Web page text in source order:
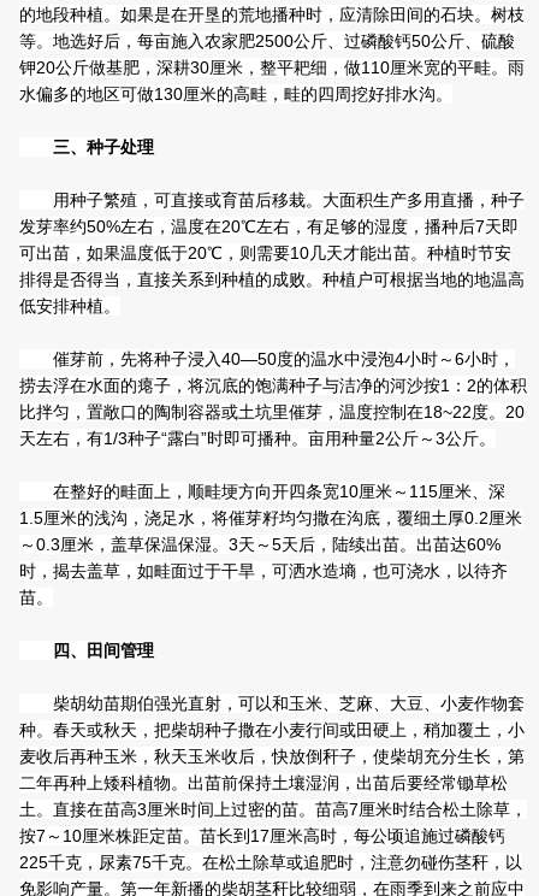
的地段种植。如果是在开垦的荒地播种时，应清除田间的石块。树枝
等。地选好后，每亩施入农家肥2500公斤、过磷酸钙50公斤、硫酸
钾20公斤做基肥，深耕30厘米，整平耙细，做110厘米宽的平畦。雨
水偏多的地区可做130厘米的高畦，畦的四周挖好排水沟。
三、种子处理
用种子繁殖，可直接或育苗后移栽。大面积生产多用直播，种子
发芽率约50%左右，温度在20℃左右，有足够的湿度，播种后7天即
可出苗，如果温度低于20℃，则需要10几天才能出苗。种植时节安
排得是否得当，直接关系到种植的成败。种植户可根据当地的地温高
低安排种植。
催芽前，先将种子浸入40—50度的温水中浸泡4小时～6小时，
捞去浮在水面的瘪子，将沉底的饱满种子与洁净的河沙按1：2的体积
比拌匀，置敞口的陶制容器或土坑里催芽，温度控制在18~22度。20
天左右，有1/3种子“露白”时即可播种。亩用种量2公斤～3公斤。
在整好的畦面上，顺畦埂方向开四条宽10厘米～115厘米、深
1.5厘米的浅沟，浇足水，将催芽籽均匀撒在沟底，覆细土厚0.2厘米
～0.3厘米，盖草保温保湿。3天～5天后，陆续出苗。出苗达60%
时，揭去盖草，如畦面过于干旱，可洒水造墒，也可浇水，以待齐
苗。
四、田间管理
柴胡幼苗期伯强光直射，可以和玉米、芝麻、大豆、小麦作物套
种。春天或秋天，把柴胡种子撒在小麦行间或田硬上，稍加覆土，小
麦收后再种玉米，秋天玉米收后，快放倒秆子，使柴胡充分生长，第
二年再种上矮科植物。出苗前保持土壤湿润，出苗后要经常锄草松
土。直接在苗高3厘米时间上过密的苗。苗高7厘米时结合松土除草，
按7～10厘米株距定苗。苗长到17厘米高时，每公顷追施过磷酸钙
225千克，尿素75千克。在松土除草或追肥时，注意勿碰伤茎秆，以
免影响产量。第一年新播的柴胡茎秆比较细弱，在雨季到来之前应中